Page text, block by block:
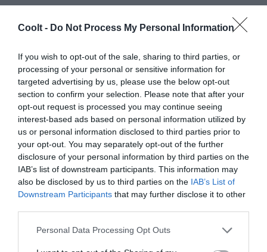
Coolt - Do Not Process My Personal Information
If you wish to opt-out of the sale, sharing to third parties, or
processing of your personal or sensitive information for
targeted advertising by us, please use the below opt-out
section to confirm your selection. Please note that after your
opt-out request is processed you may continue seeing
interest-based ads based on personal information utilized by
us or personal information disclosed to third parties prior to
your opt-out. You may separately opt-out of the further
disclosure of your personal information by third parties on the
IAB’s list of downstream participants. This information may
also be disclosed by us to third parties on the IAB’s List of
Downstream Participants that may further disclose it to other
Personal Data Processing Opt Outs
- Desde que soy editor, soy muy poco escritor.
¿Cómo compaginas la labor de tu carrera literaria
con la editorial?
- Ambos mundos son muy absorbentes, es como tener
que ir eligiendo una cosa o la otra. Intento mantener un
equilibrio. Tenemos una editorial pequeña que es
An.alfa.beta, con unos 30 títulos en unos 10 años.
Tampoco es una gran empresa, pero ahí he aprendido
muchas cosas: a ser puntual, a ser profesional, a trabajar
con autores… Es un reto compaginarlo, más si trabajas
en un reto añadido como el motor, pero se trata de
seguir hacia delante, como el corredor.